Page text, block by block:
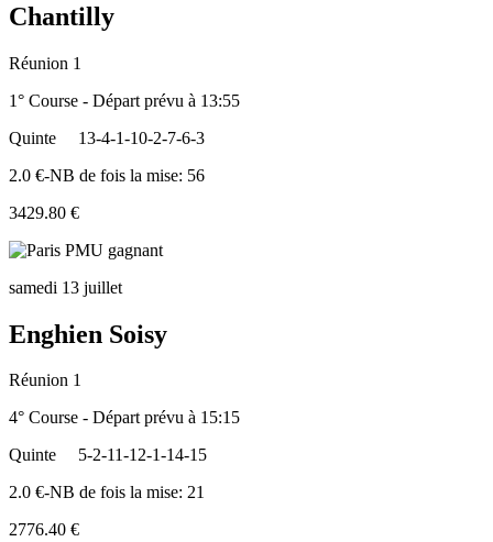
Chantilly
Réunion 1
1° Course - Départ prévu à 13:55
Quinte
13-4-1-10-2-7-6-3
2.0 €-NB de fois la mise: 56
3429.80 €
samedi 13 juillet
Enghien Soisy
Réunion 1
4° Course - Départ prévu à 15:15
Quinte
5-2-11-12-1-14-15
2.0 €-NB de fois la mise: 21
2776.40 €